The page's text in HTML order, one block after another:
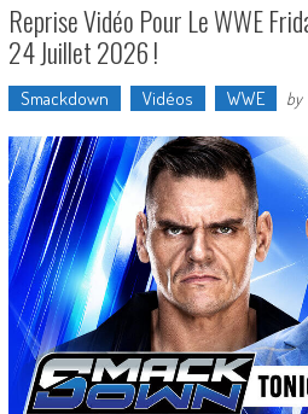
Reprise Vidéo Pour Le WWE
24 Juillet 2026 !
Smackdown Vidéos WWE by